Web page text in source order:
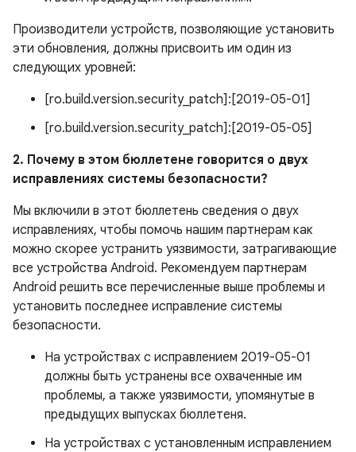
Производители устройств, позволяющие установить
эти обновления, должны присвоить им один из
следующих уровней:
[ro.build.version.security_patch]:[2019-05-01]
[ro.build.version.security_patch]:[2019-05-05]
2. Почему в этом бюллетене говорится о двух
исправлениях системы безопасности?
Мы включили в этот бюллетень сведения о двух
исправлениях, чтобы помочь нашим партнерам как
можно скорее устранить уязвимости, затрагивающие
все устройства Android. Рекомендуем партнерам
Android решить все перечисленные выше проблемы и
установить последнее исправление системы
безопасности.
На устройствах с исправлением 2019-05-01
должны быть устранены все охваченные им
проблемы, а также уязвимости, упомянутые в
предыдущих выпусках бюллетеня.
На устройствах с установленным исправлением